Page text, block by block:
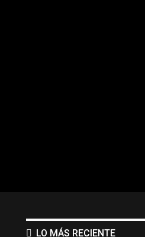
LO MÁS RECIENTE